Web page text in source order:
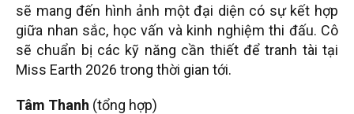
sẽ mang đến hình ảnh một đại diện có sự kết hợp
giữa nhan sắc, học vấn và kinh nghiệm thi đấu. Cô
sẽ chuẩn bị các kỹ năng cần thiết để tranh tài tại
Miss Earth 2026 trong thời gian tới.
Tâm Thanh (tổng hợp)